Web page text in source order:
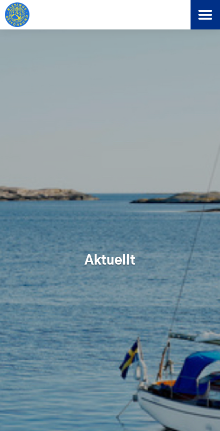
Aktuellt